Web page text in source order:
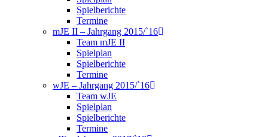
Spielberichte
Termine
mJE II – Jahrgang 2015/`16
Team mJE II
Spielplan
Spielberichte
Termine
wJE – Jahrgang 2015/`16
Team wJE
Spielplan
Spielberichte
Termine